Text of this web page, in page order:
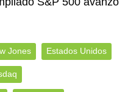
Jones Estados Unidos